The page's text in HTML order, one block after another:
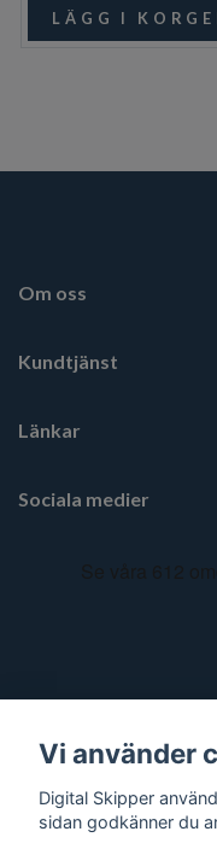
Om oss
Kundtjänst
Länkar
Sociala medier
Vi använder
Digital Skipper
sidan godkänner du